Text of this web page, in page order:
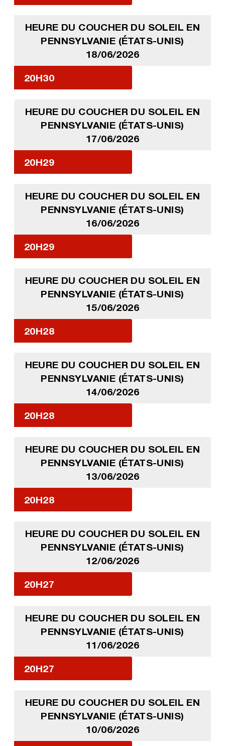
HEURE DU COUCHER DU SOLEIL EN
PENNSYLVANIE (ÉTATS-UNIS)
18/06/2026
20H30
HEURE DU COUCHER DU SOLEIL EN
PENNSYLVANIE (ÉTATS-UNIS)
17/06/2026
20H29
HEURE DU COUCHER DU SOLEIL EN
PENNSYLVANIE (ÉTATS-UNIS)
16/06/2026
20H29
HEURE DU COUCHER DU SOLEIL EN
PENNSYLVANIE (ÉTATS-UNIS)
15/06/2026
20H28
HEURE DU COUCHER DU SOLEIL EN
PENNSYLVANIE (ÉTATS-UNIS)
14/06/2026
20H28
HEURE DU COUCHER DU SOLEIL EN
PENNSYLVANIE (ÉTATS-UNIS)
13/06/2026
20H28
HEURE DU COUCHER DU SOLEIL EN
PENNSYLVANIE (ÉTATS-UNIS)
12/06/2026
20H27
HEURE DU COUCHER DU SOLEIL EN
PENNSYLVANIE (ÉTATS-UNIS)
11/06/2026
20H27
HEURE DU COUCHER DU SOLEIL EN
PENNSYLVANIE (ÉTATS-UNIS)
10/06/2026